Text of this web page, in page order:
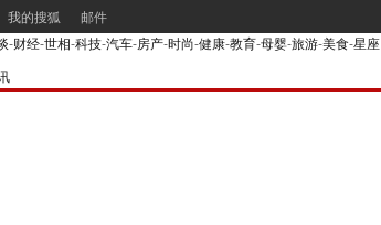
我的搜狐 邮件
-财经-世相-科技-汽车-房产-时尚-健康-教育-母婴-旅游-美食-星座